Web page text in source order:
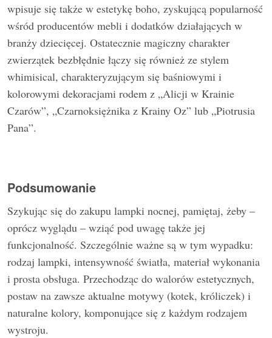
wpisuje się także w estetykę boho, zyskującą popularność
wśród producentów mebli i dodatków działających w
branży dziecięcej. Ostatecznie magiczny charakter
zwierzątek bezbłędnie łączy się również ze stylem
whimisical, charakteryzującym się baśniowymi i
kolorowymi dekoracjami rodem z „Alicji w Krainie
Czarów”, „Czarnoksiężnika z Krainy Oz” lub „Piotrusia
Pana”.
Podsumowanie
Szykując się do zakupu lampki nocnej, pamiętaj, żeby –
oprócz wyglądu – wziąć pod uwagę także jej
funkcjonalność. Szczególnie ważne są w tym wypadku:
rodzaj lampki, intensywność światła, materiał wykonania
i prosta obsługa. Przechodząc do walorów estetycznych,
postaw na zawsze aktualne motywy (kotek, króliczek) i
naturalne kolory, komponujące się z każdym rodzajem
wystroju.